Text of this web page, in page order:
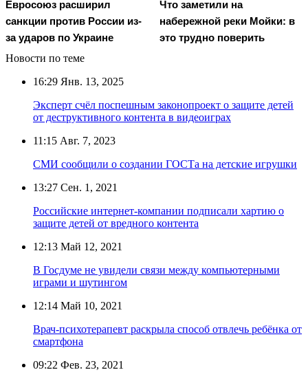
Евросоюз расширил
санкции против России из-
за ударов по Украине
Что заметили на
набережной реки Мойки: в
это трудно поверить
Новости по теме
16:29 Янв. 13, 2025
Эксперт счёл поспешным законопроект о защите детей
от деструктивного контента в видеоиграх
11:15 Авг. 7, 2023
СМИ сообщили о создании ГОСТа на детские игрушки
13:27 Сен. 1, 2021
Российские интернет-компании подписали хартию о
защите детей от вредного контента
12:13 Май 12, 2021
В Госдуме не увидели связи между компьютерными
играми и шутингом
12:14 Май 10, 2021
Врач-психотерапевт раскрыла способ отвлечь ребёнка от
смартфона
09:22 Фев. 23, 2021